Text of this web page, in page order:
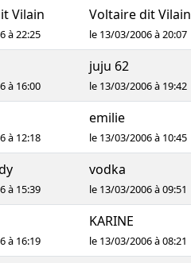
Vilain
à 22:25
Voltaire dit Vilain
le 13/03/2006 à 20:07
à 16:00
juju 62
le 13/03/2006 à 19:42
à 12:18
emilie
le 13/03/2006 à 10:45
à 15:39
vodka
le 13/03/2006 à 09:51
à 16:19
KARINE
le 13/03/2006 à 08:21